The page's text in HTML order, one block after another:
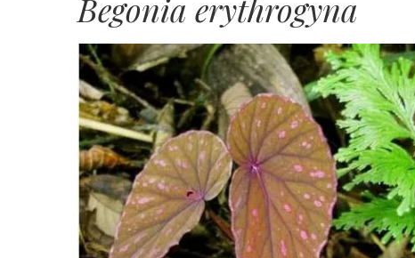
Begonia erythrogyna